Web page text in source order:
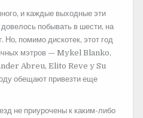
и каждые выходные эти
побывать в шести, на
Но, помимо дискотек, этот год
мэтров — Mykel Blanko,
Abreu, Elito Reve y Su
обещают привезти еще
не приурочены к каким-либо